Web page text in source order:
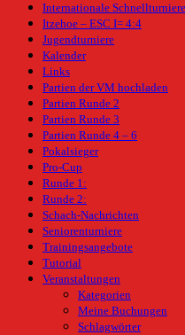
Internationale Schnellturniere
Itzehoe – ESC I= 4:4
Jugendturniere
Kalender
Links
Partien der VM hochladen
Partien Runde 2
Partien Runde 3
Partien Runde 4 – 6
Pokalsieger
Pro-Cup
Runde 1:
Runde 2:
Schach-Nachrichten
Seniorenturniere
Trainingsangebote
Tutorial
Veranstaltungen
Kategorien
Meine Buchungen
Schlagwörter